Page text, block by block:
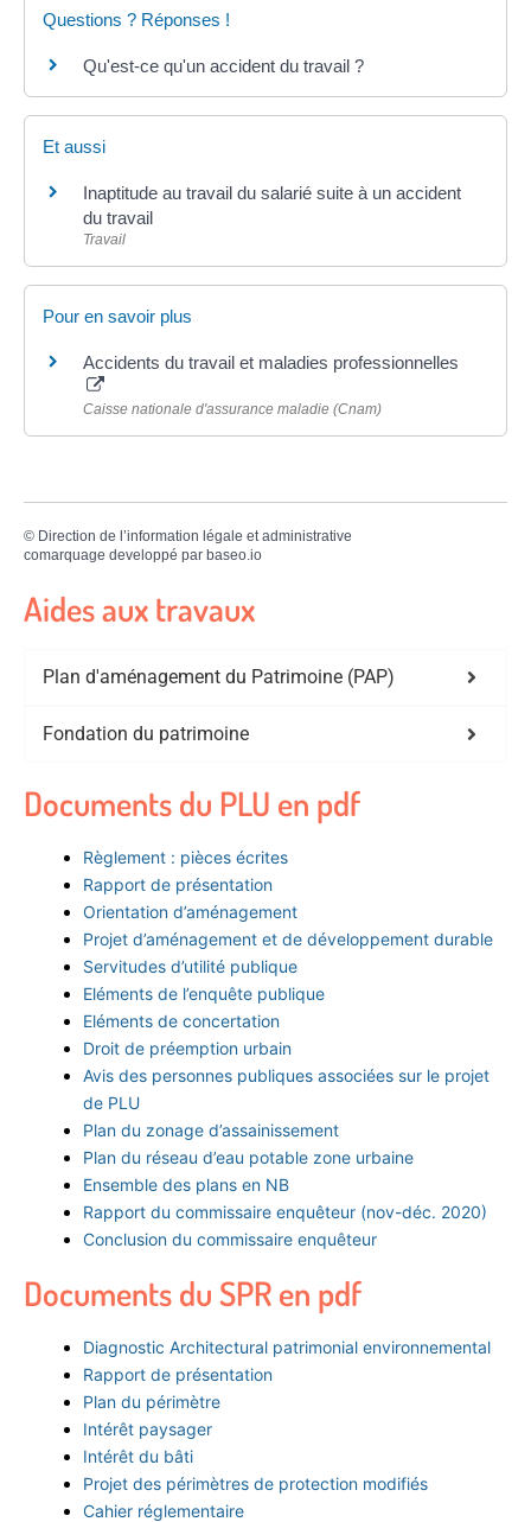
Questions ? Réponses !
Qu'est-ce qu'un accident du travail ?
Et aussi
Inaptitude au travail du salarié suite à un accident
du travail
Travail
Pour en savoir plus
Accidents du travail et maladies professionnelles
Caisse nationale d'assurance maladie (Cnam)
© Direction de l’information légale et administrative
comarquage developpé par baseo.io
Aides aux travaux
Plan d'aménagement du Patrimoine (PAP)
Fondation du patrimoine
Documents du PLU en pdf
Règlement : pièces écrites
Rapport de présentation
Orientation d’aménagement
Projet d’aménagement et de développement durable
Servitudes d’utilité publique
Eléments de l’enquête publique
Eléments de concertation
Droit de préemption urbain
Avis des personnes publiques associées sur le projet
de PLU
Plan du zonage d’assainissement
Plan du réseau d’eau potable zone urbaine
Ensemble des plans en NB
Rapport du commissaire enquêteur (nov-déc. 2020)
Conclusion du commissaire enquêteur
Documents du SPR en pdf
Diagnostic Architectural patrimonial environnemental
Rapport de présentation
Plan du périmètre
Intérêt paysager
Intérêt du bâti
Projet des périmètres de protection modifiés
Cahier réglementaire